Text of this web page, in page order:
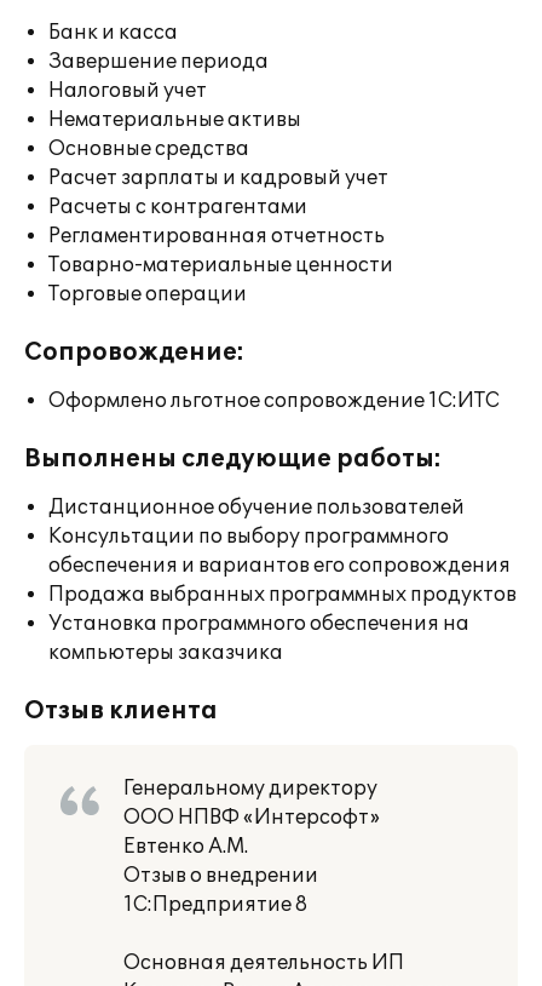
Банк и касса
Завершение периода
Налоговый учет
Нематериальные активы
Основные средства
Расчет зарплаты и кадровый учет
Расчеты с контрагентами
Регламентированная отчетность
Товарно-материальные ценности
Торговые операции
Сопровождение:
Оформлено льготное сопровождение 1С:ИТС
Выполнены следующие работы:
Дистанционное обучение пользователей
Консультации по выбору программного
обеспечения и вариантов его сопровождения
Продажа выбранных программных продуктов
Установка программного обеспечения на
компьютеры заказчика
Отзыв клиента
Генеральному директору
ООО НПВФ «Интерсофт»
Евтенко А.М.
Отзыв о внедрении
1С:Предприятие 8
Основная деятельность ИП